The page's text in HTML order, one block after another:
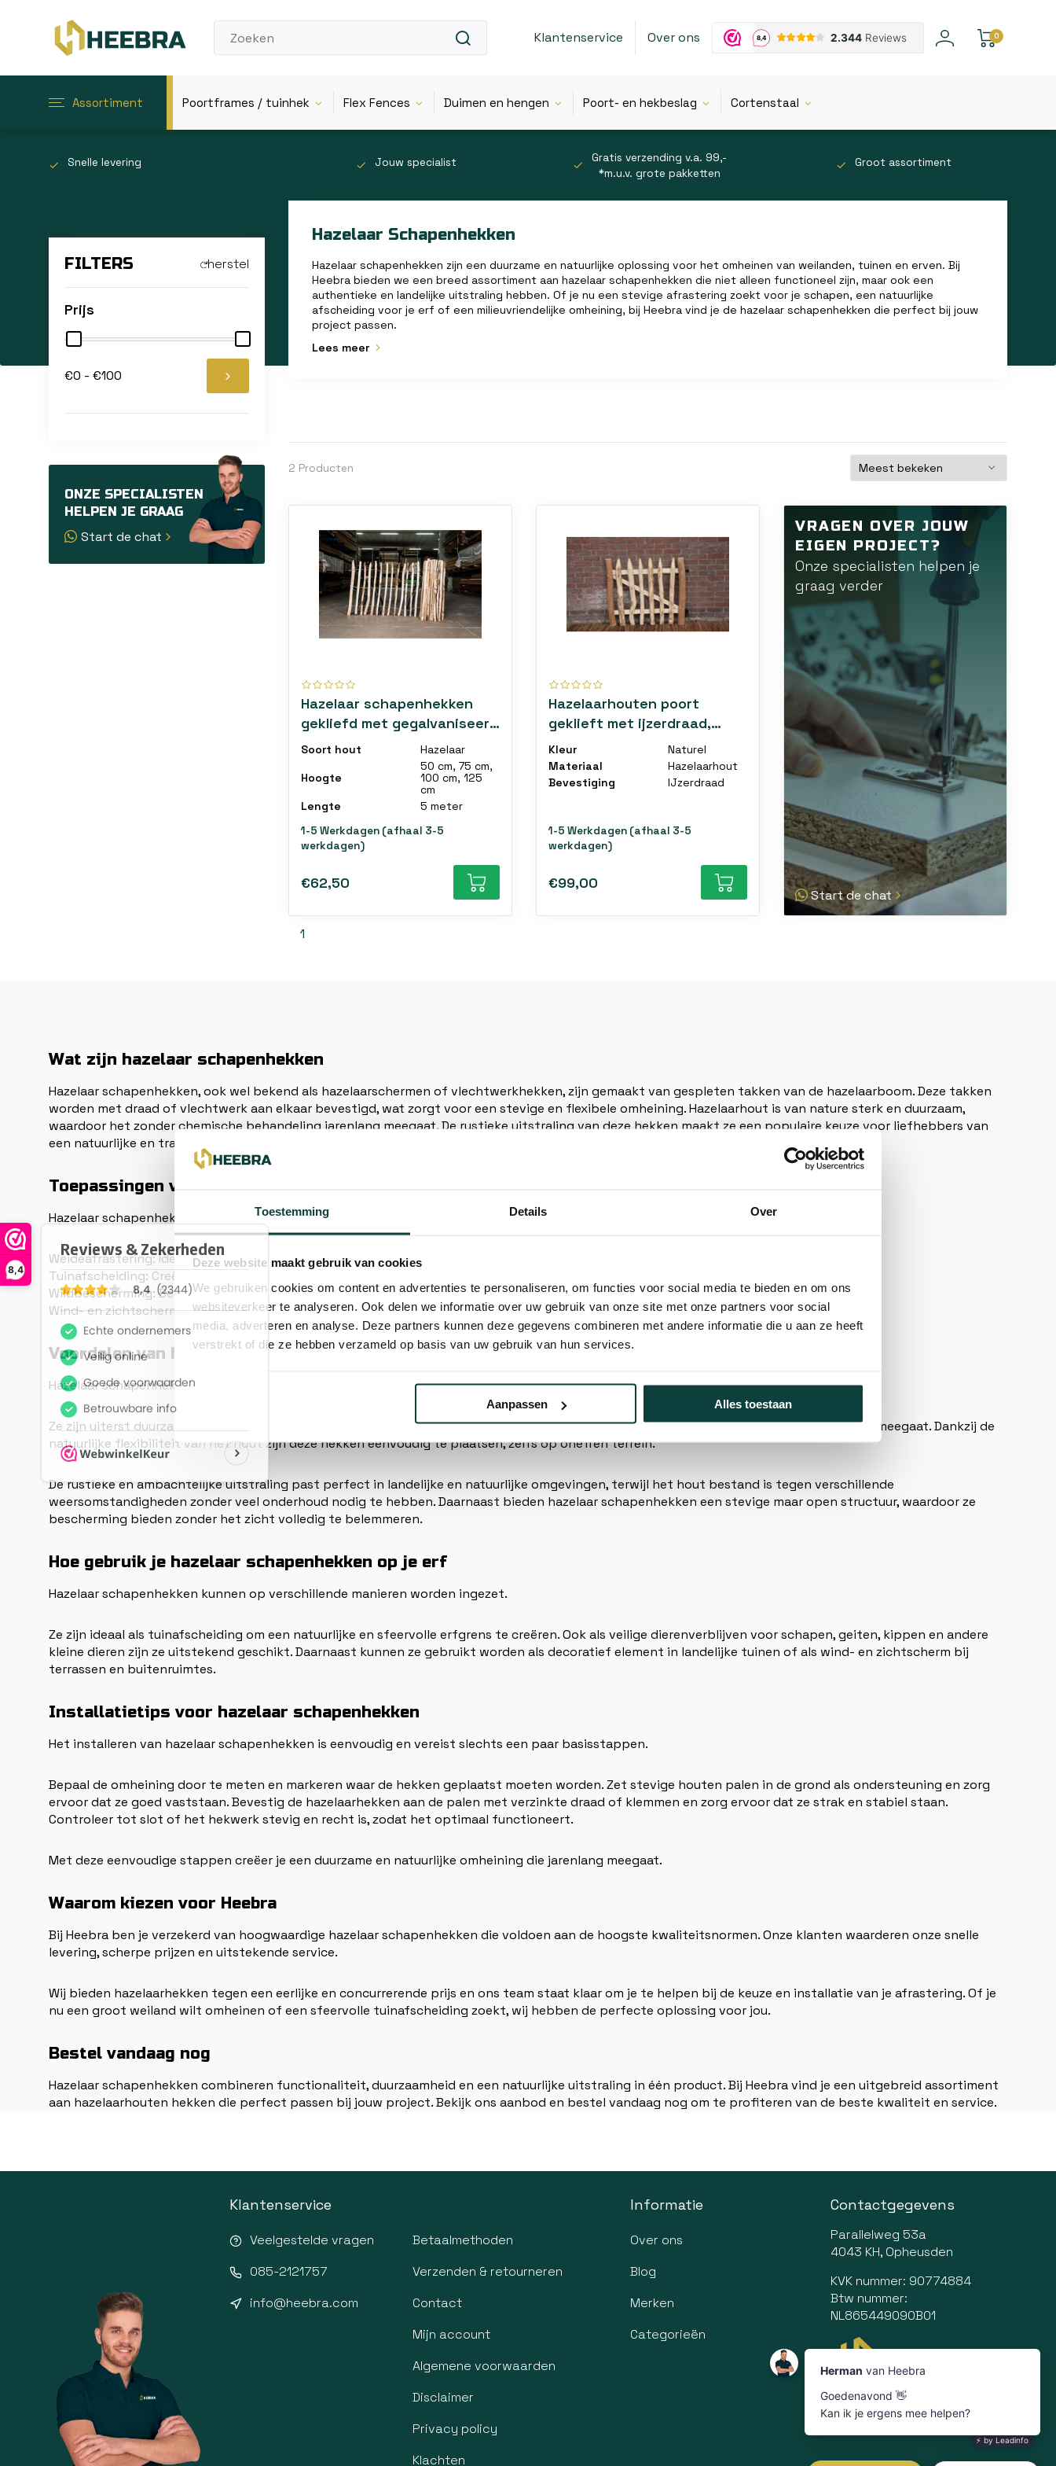
Toestemming Details Over
Deze website maakt gebruik van cookies
We gebruiken cookies om content en advertenties te personaliseren, om functies voor social media te bieden en om ons
websiteverkeer te analyseren. Ook delen we informatie over uw gebruik van onze site met onze partners voor social
media, adverteren en analyse. Deze partners kunnen deze gegevens combineren met andere informatie die u aan ze heeft
verstrekt of die ze hebben verzameld op basis van uw gebruik van hun services.
Aanpassen Alles toestaan
8,4
Klantenservice Over ons 0
Assortiment Poortframes / tuinhek Flex Fences Duimen en hengen Poort- en hekbeslag Cortenstaal
Snelle levering Jouw specialist
Gratis verzending v.a. 99,-
*m.u.v. grote pakketten
Groot assortiment
FILTERS herstel
Prijs
€0 - €100
ONZE SPECIALISTEN
HELPEN JE GRAAG
Start de chat
Hazelaar Schapenhekken
Hazelaar schapenhekken zijn een duurzame en natuurlijke oplossing voor het omheinen van weilanden, tuinen en erven. Bij
Heebra bieden we een breed assortiment aan hazelaar schapenhekken die niet alleen functioneel zijn, maar ook een
authentieke en landelijke uitstraling hebben. Of je nu een stevige afrastering zoekt voor je schapen, een natuurlijke
afscheiding voor je erf of een milieuvriendelijke omheining, bij Heebra vind je de hazelaar schapenhekken die perfect bij jouw
project passen.
Lees meer
2 Producten
Hazelaar schapenhekken
gekliefd met gegalvaniseerd
draad
Soort hout
Hazelaar
Hoogte
50 cm, 75 cm,
100 cm, 125
cm
Lengte
5 meter
1-5 Werkdagen (afhaal 3-5
werkdagen)
€62,50
Hazelaarhouten poort
geklieft met ijzerdraad,
diverse maten
Kleur
Naturel
Materiaal
Hazelaarhout
Bevestiging
IJzerdraad
1-5 Werkdagen (afhaal 3-5
werkdagen)
€99,00
VRAGEN OVER JOUW
EIGEN PROJECT?
Onze specialisten helpen je
graag verder
Start de chat
1
Wat zijn hazelaar schapenhekken
Hazelaar schapenhekken, ook wel bekend als hazelaarschermen of vlechtwerkhekken, zijn gemaakt van gespleten takken van de hazelaarboom. Deze takken
worden met draad of vlechtwerk aan elkaar bevestigd, wat zorgt voor een stevige en flexibele omheining. Hazelaarhout is van nature sterk en duurzaam,
waardoor het zonder chemische behandeling jarenlang meegaat. De rustieke uitstraling van deze hekken maakt ze een populaire keuze voor liefhebbers van
een natuurlijke en traditionele erfafscheiding.
Toepassingen van hazelaar schapenhekken
Hazelaar schapenhekken worden veel gebruikt in zowel agrarische als decoratieve toepassingen.
Weideafrastering: Ideaal voor het veilig omheinen van schapen en ander vee.
Tuinafscheiding: Creëer een sfeervolle en natuurlijke omheining voor je tuin of erf.
Wildbescherming: Bescherm gewassen en planten tegen wilde dieren.
Wind- en zichtscherm: Hazelaarhekken zijn perfect om wind en inkijk te verminderen zonder de omgeving volledig af te sluiten.
Voordelen van hazelaar schapenhekken
Hazelaar schapenhekken bieden verschillende voordelen ten opzichte van andere afrasteringen.
Ze zijn uiterst duurzaam en milieuvriendelijk, omdat hazelaarhout een hernieuwbare grondstof is en zonder chemische middelen jarenlang meegaat. Dankzij de
natuurlijke flexibiliteit van het hout zijn deze hekken eenvoudig te plaatsen, zelfs op oneffen terrein.
De rustieke en ambachtelijke uitstraling past perfect in landelijke en natuurlijke omgevingen, terwijl het hout bestand is tegen verschillende
weersomstandigheden zonder veel onderhoud nodig te hebben. Daarnaast bieden hazelaar schapenhekken een stevige maar open structuur, waardoor ze
bescherming bieden zonder het zicht volledig te belemmeren.
Hoe gebruik je hazelaar schapenhekken op je erf
Hazelaar schapenhekken kunnen op verschillende manieren worden ingezet.
Ze zijn ideaal als tuinafscheiding om een natuurlijke en sfeervolle erfgrens te creëren. Ook als veilige dierenverblijven voor schapen, geiten, kippen en andere
kleine dieren zijn ze uitstekend geschikt. Daarnaast kunnen ze gebruikt worden als decoratief element in landelijke tuinen of als wind- en zichtscherm bij
terrassen en buitenruimtes.
Installatietips voor hazelaar schapenhekken
Het installeren van hazelaar schapenhekken is eenvoudig en vereist slechts een paar basisstappen.
Bepaal de omheining door te meten en markeren waar de hekken geplaatst moeten worden. Zet stevige houten palen in de grond als ondersteuning en zorg
ervoor dat ze goed vaststaan. Bevestig de hazelaarhekken aan de palen met verzinkte draad of klemmen en zorg ervoor dat ze strak en stabiel staan.
Controleer tot slot of het hekwerk stevig en recht is, zodat het optimaal functioneert.
Met deze eenvoudige stappen creëer je een duurzame en natuurlijke omheining die jarenlang meegaat.
Waarom kiezen voor Heebra
Bij Heebra ben je verzekerd van hoogwaardige hazelaar schapenhekken die voldoen aan de hoogste kwaliteitsnormen. Onze klanten waarderen onze snelle
levering, scherpe prijzen en uitstekende service.
Wij bieden hazelaarhekken tegen een eerlijke en concurrerende prijs en ons team staat klaar om je te helpen bij de keuze en installatie van je afrastering. Of je
nu een groot weiland wilt omheinen of een sfeervolle tuinafscheiding zoekt, wij hebben de perfecte oplossing voor jou.
Bestel vandaag nog
Hazelaar schapenhekken combineren functionaliteit, duurzaamheid en een natuurlijke uitstraling in één product. Bij Heebra vind je een uitgebreid assortiment
aan hazelaarhouten hekken die perfect passen bij jouw project. Bekijk ons aanbod en bestel vandaag nog om te profiteren van de beste kwaliteit en service.
Klantenservice
Veelgestelde vragen
085-2121757
info@heebra.com
Betaalmethoden
Verzenden & retourneren
Contact
Mijn account
Algemene voorwaarden
Disclaimer
Privacy policy
Klachten
Informatie
Over ons
Blog
Merken
Categorieën
Contactgegevens
Parallelweg 53a
4043 KH, Opheusden
KVK nummer: 90774884
Btw nummer:
NL865449090B01